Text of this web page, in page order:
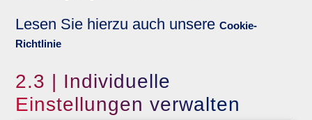
Lesen Sie hierzu auch unsereCookie-
Richtlinie
2.3 | Individuelle
Einstellungen verwalten